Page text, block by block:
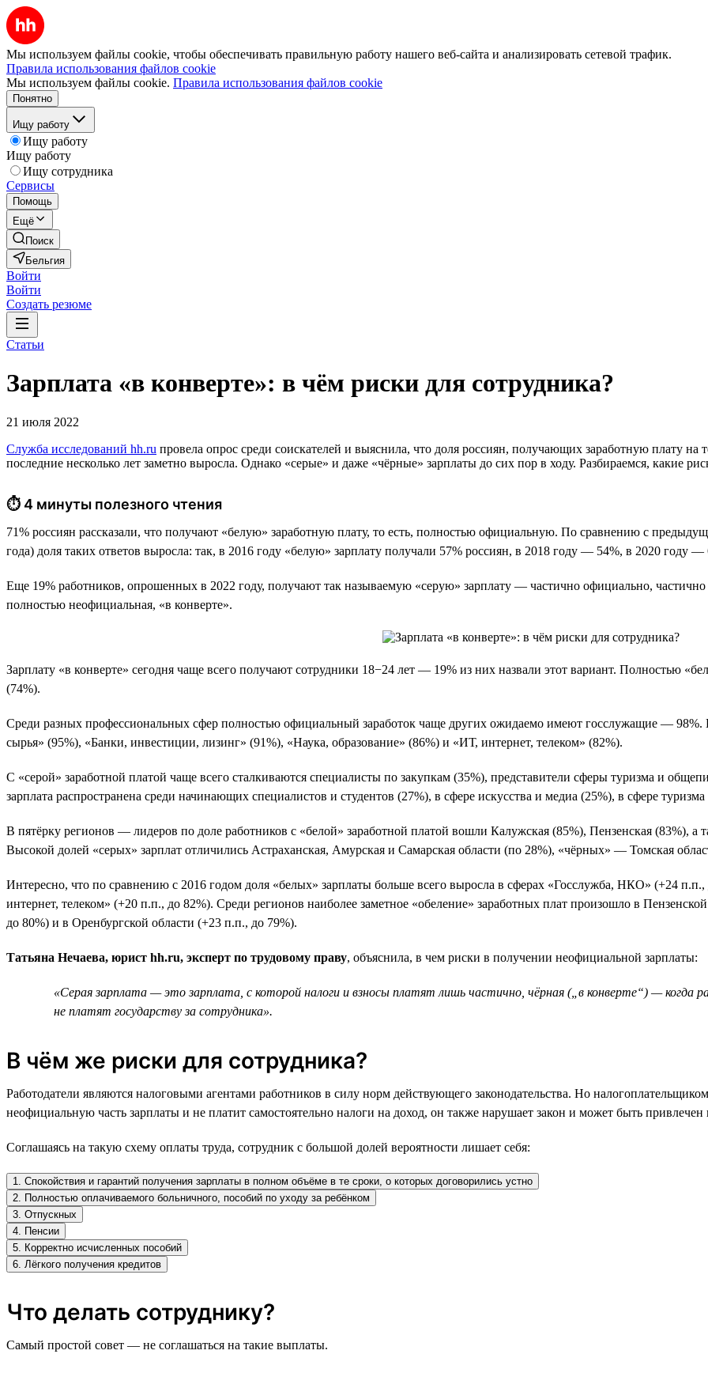
Мы используем файлы cookie, чтобы обеспечивать правильную работу нашего веб-сайта и анализировать сетевой трафик.
Правила использования файлов cookie
Мы используем файлы cookie. Правила использования файлов cookie
Понятно
Ищу работу
Ищу работу
Ищу работу
Ищу сотрудника
Сервисы
Помощь
Ещё
Поиск
Бельгия
Войти
Войти
Создать резюме
Статьи
Зарплата «в конверте»: в чём риски для сотрудника?
21 июля 2022
Служба исследований hh.ru провела опрос среди соискателей и выяснила, что доля россиян, получающих заработную плату
последние несколько лет заметно выросла. Однако «серые» и даже «чёрные» зарплаты до сих пор в ходу. Разбираемся, какие
⏱ 4 минуты полезного чтения
71% россиян рассказали, что получают «белую» заработную плату, то есть, полностью официальную. По сравнению с
года) доля таких ответов выросла: так, в 2016 году «белую» зарплату получали 57% россиян, в 2018 году — 54%, в 2020 году —
Еще 19% работников, опрошенных в 2022 году, получают так называемую «серую» зарплату — частично официально, частично
полностью неофициальная, «в конверте».
Зарплату «в конверте» сегодня чаще всего получают сотрудники 18−24 лет — 19% из них назвали этот вариант. Полностью
(74%).
Среди разных профессиональных сфер полностью официальный заработок чаще других ожидаемо имеют госслужащие —
сырья» (95%), «Банки, инвестиции, лизинг» (91%), «Наука, образование» (86%) и «ИТ, интернет, телеком» (82%).
С «серой» заработной платой чаще всего сталкиваются специалисты по закупкам (35%), представители сферы туризма и
зарплата распространена среди начинающих специалистов и студентов (27%), в сфере искусства и медиа (25%), в сфере
В пятёрку регионов — лидеров по доле работников с «белой» заработной платой вошли Калужская (85%), Пензенская (83%), а
Высокой долей «серых» зарплат отличились Астраханская, Амурская и Самарская области (по 28%), «чёрных» — Томская
Интересно, что по сравнению с 2016 годом доля «белых» зарплаты больше всего выросла в сферах «Госслужба, НКО» (+24
интернет, телеком» (+20 п.п., до 82%). Среди регионов наиболее заметное «обеление» заработных плат произошло в
до 80%) и в Оренбургской области (+23 п.п., до 79%).
Татьяна Нечаева, юрист hh.ru, эксперт по трудовому праву, объяснила, в чем риски в получении неофициальной зарплаты:
«Серая зарплата — это зарплата, с которой налоги и взносы платят лишь частично, чёрная („в конверте“) — когда
не платят государству за сотрудника».
В чём же риски для сотрудника?
Работодатели являются налоговыми агентами работников в силу норм действующего законодательства. Но
неофициальную часть зарплаты и не платит самостоятельно налоги на доход, он также нарушает закон и может быть привлечен
Соглашаясь на такую схему оплаты труда, сотрудник с большой долей вероятности лишает себя:
1. Спокойствия и гарантий получения зарплаты в полном объёме в те сроки, о которых договорились устно
2. Полностью оплачиваемого больничного, пособий по уходу за ребёнком
3. Отпускных
4. Пенсии
5. Корректно исчисленных пособий
6. Лёгкого получения кредитов
Что делать сотруднику?
Самый простой совет — не соглашаться на такие выплаты.